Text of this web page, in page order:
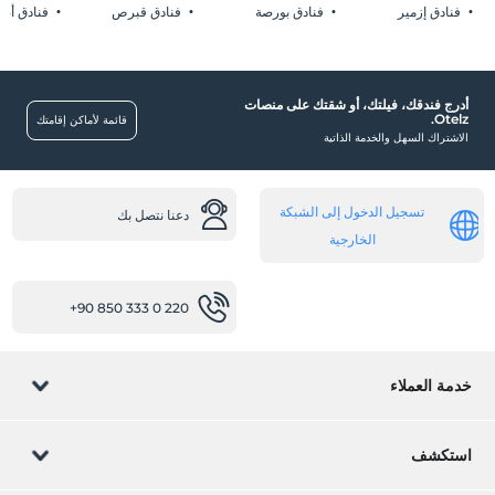
أماكن عامة
حديقة
غرف بأبواب متصلة
فنادق إزمير فنادق بورصة فنادق قبرص فنادق
أدرج فندقك، فيلتك، أو شقتك على منصات
Otelz.
الاشتراك السهل والخدمة الذاتية
قائمة لأماكن إقامتك
تسجيل الدخول إلى الشبكة
الخارجية
دعنا نتصل بك
+90 850 333 0 220
خدمة العملاء
إدارة الحجز
استكشف